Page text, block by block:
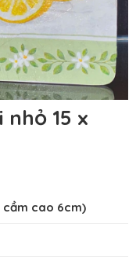
15 x
cầm cao 6cm)